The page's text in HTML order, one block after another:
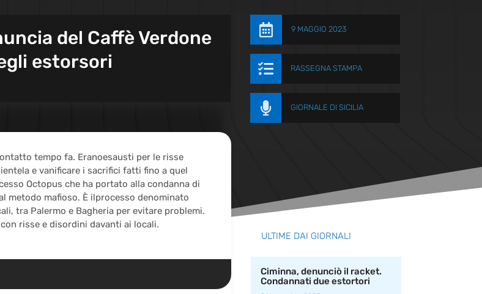
del Caffè Verdone
estorsori
 9 MAGGIO 2023
 RASSEGNA STAMPA
 GIORNALE DI SICILIA
tempo fa. Eranoesausti per le risse
e vanificare i sacrifici fatti fino a quel
Octopus che ha portato alla condanna di
metodo mafioso. È ilprocesso denominato
tra Palermo e Bagheria per evitare problemi.
risse e disordini davanti ai locali.
ULTIME DAI GIORNALI
Ciminna, denunciò il racket.
Condannati due estortori